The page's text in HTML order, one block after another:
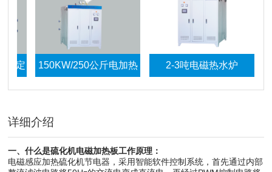
150KW/250公斤电加热
蒸汽发生器
2-3吨电磁热水炉
详细介绍
一、什么是硫化机电磁加热板工作原理 ：
电磁感应加热硫化机节电器，采用智能软件控制系统，首先通过内部